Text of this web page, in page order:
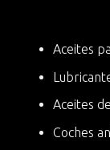
Aceites
Aceites
Coches